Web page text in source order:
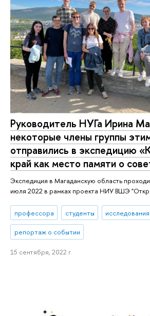
Руководитель НУГа Ирина
некоторые члены группы
отправились в экспедицию
край как место памяти о
Экспедиция в Магаданскую область
июля 2022 в рамках проекта НИУ ВШЭ
профессора студенты
репортаж о событии
15 сентября, 2022 г.